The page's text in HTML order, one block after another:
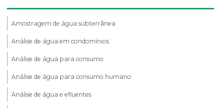
Amostragem de água subterrânea
Análise de água em condomínios
Análise de água para consumo
Análise de água para consumo humano
Análise de água e efluentes